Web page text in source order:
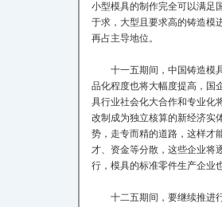
小型模具的制作完全可以满足
于求，大型且要求高的铸造模
再占主导地位。
十一五期间，中国铸造模具
品化程度也将大幅度提高，国
具行业社会化大合作和专业化
改制成为独立核算的新经济实
势，走专而精的道路，这样才
才、资金等分散，这些企业将
行，模具的标准零件生产企业
十二五期间，要继续推进行